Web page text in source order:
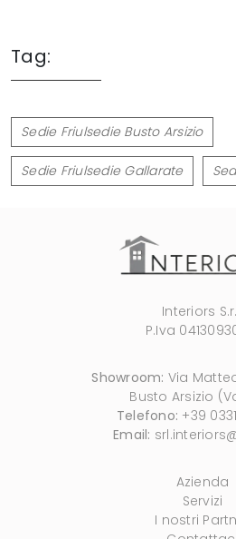
Tag:
Sedie Friulsedie Busto Arsizio
Sedie Friulsedie Gallarate
Interiors
P.Iva
Showroom: Via
Busto Arsizio
Telefono: +39
Email:
Azienda
Servizi
I nostri